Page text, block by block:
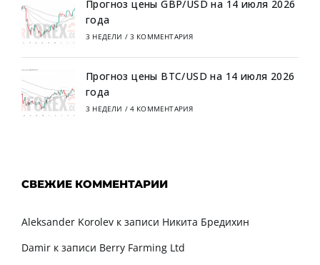
Прогноз цены GBP/USD на 14 июля 2026
года
3 НЕДЕЛИ / 3 КОММЕНТАРИЯ
Прогноз цены BTC/USD на 14 июля 2026
года
3 НЕДЕЛИ / 4 КОММЕНТАРИЯ
СВЕЖИЕ КОММЕНТАРИИ
Aleksander Korolev к записи Никита Бредихин
Damir к записи Berry Farming Ltd